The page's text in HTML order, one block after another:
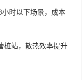
小时以下场景，成本
桩站，散热效率提升